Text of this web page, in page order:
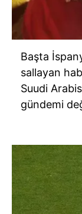
Başta
sallayan
Suudi
gündemi